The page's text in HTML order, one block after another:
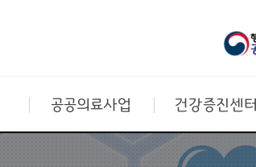
공공의료사업 건강증진센터